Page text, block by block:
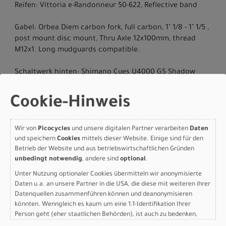
Reifen: Vittoria e-Randonneur 50-622, Reflective band
Gabel: Orbea Diem carbon fork, full carbon, 1" 1/8 - 1" 1/5 ,
post mount disc mount, Thru Axle 12x100mm, thread
M12x1. Long mudguards compatible.
Schaltwerk hinten: Shimano Cues U4000 GS Shadow
Kassette: Shimano CS-LG300 11-46t 9-Speed
Kette: KMC eGlide
Steuersatz: FSA 1-1/2" Integrated Aluminium Cup
Lenker: Orbea Urban, Integrated Light, Rise 54, Width
700
Sattel: Selle Royal Vivo Ergo
Sattelstütze: Alloy, 31.6mm, Setback 0
Cookie-Hinweis
Wir von Picocycles und unsere digitalen Partner verarbeiten Daten
und speichern Cookies mittels dieser Website. Einige sind für den
Betrieb der Website und aus betriebswirtschaftlichen Gründen
unbedingt notwendig, andere sind optional.
Unter Nutzung optionaler Cookies übermitteln wir anonymisierte
Daten u.a. an unsere Partner in die USA, die diese mit weiteren ihrer
Datenquellen zusammenführen können und deanonymisieren
könnten. Wenngleich es kaum um eine 1:1-Identifikation Ihrer
Person geht (eher staatlichen Behörden), ist auch zu bedenken,